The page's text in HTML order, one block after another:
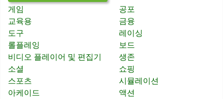
게임
공포
교육용
금융
도구
레이싱
롤플레잉
보드
비디오 플레이어 및 편집기
생존
소셜
쇼핑
스포츠
시뮬레이션
아케이드
액션